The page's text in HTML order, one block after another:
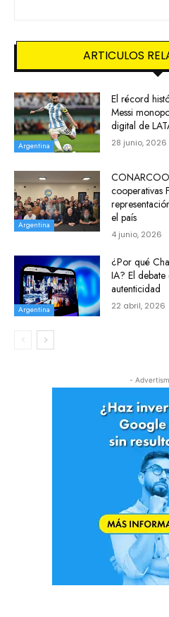
ARTICULOS
Argentina
El récord
Messi
digital de
28 junio, 2026
Argentina
cooperativas
el país
4 junio, 2026
Argentina
¿Por qué
IA? El
autenticidad
22 abril, 2026
-